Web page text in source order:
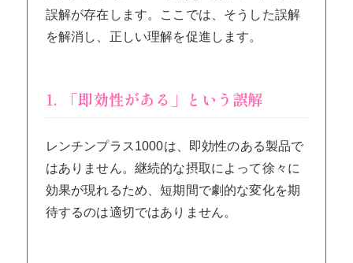
誤解が存在します。ここでは、そうした誤解
を解消し、正しい理解を促進します。
1. 「即効性がある」という誤解
レンチンプラス1000は、即効性のある製品で
はありません。継続的な摂取によって徐々に
効果が現れるため、短期間で劇的な変化を期
待するのは適切ではありません。